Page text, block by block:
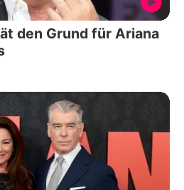
den Grund für Ariana